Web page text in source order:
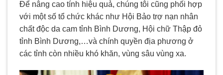
Để nâng cao tính hiệu quả, chúng tôi cũng phối hợp
với một số tổ chức khác như Hội Bảo trợ nạn nhân
chất độc da cam tỉnh Bình Dương, Hội chữ Thập đỏ
tỉnh Bình Dương,…và chính quyền địa phương ở
các tỉnh còn nhiều khó khăn, vùng sâu vùng xa.